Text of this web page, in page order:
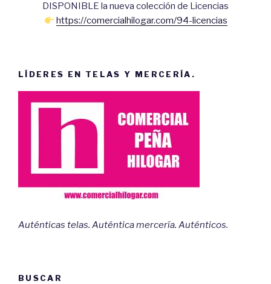
DISPONIBLE la nueva colección de Licencias
https://comercialhilogar.com/94-licencias
LÍDERES EN TELAS Y MERCERÍA.
Auténticas telas. Auténtica mercería. Auténticos.
BUSCAR